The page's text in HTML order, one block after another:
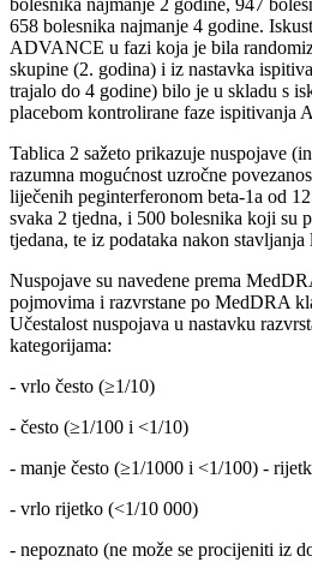
bolesnika najmanje 2 godine, 947
658 bolesnika najmanje 4 godine.
ADVANCE u fazi koja je bila
skupine (2. godina) i iz nastavka
trajalo do 4 godine) bilo je u skladu s
placebom kontrolirane faze ispitivanja
Tablica 2 sažeto prikazuje nuspojave
razumna mogućnost uzročne
liječenih peginterferonom beta-1a od
svaka 2 tjedna, i 500 bolesnika koji su
tjedana, te iz podataka nakon
Nuspojave su navedene prema
pojmovima i razvrstane po MedDRA
Učestalost nuspojava u nastavku
kategorijama:
- vrlo često (≥1/10)
- često (≥1/100 i <1/10)
- manje često (≥1/1000 i <1/100) -
- vrlo rijetko (<1/10 000)
- nepoznato (ne može se procijeniti iz